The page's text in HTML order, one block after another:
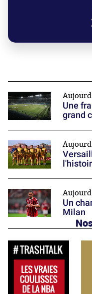
Une
grand
Un
Milan